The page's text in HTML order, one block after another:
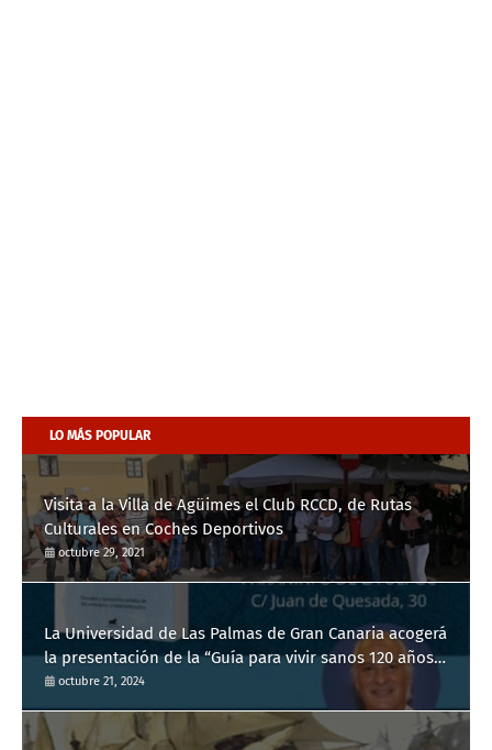
LO MÁS POPULAR
Visita a la Villa de Agüimes el Club RCCD, de Rutas
Culturales en Coches Deportivos
octubre 29, 2021
La Universidad de Las Palmas de Gran Canaria acogerá
la presentación de la “Guía para vivir sanos 120 años”
del Dr. Manuel de la Peña
octubre 21, 2024